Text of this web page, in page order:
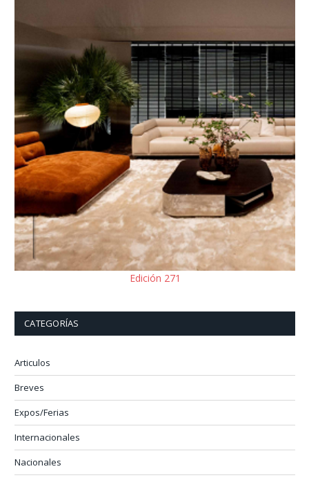
Edición 271
CATEGORÍAS
Articulos
Breves
Expos/Ferias
Internacionales
Nacionales